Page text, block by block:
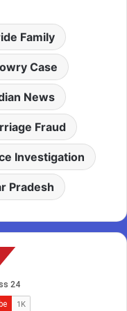
Family
Case
News
Fraud
Investigation
Pradesh